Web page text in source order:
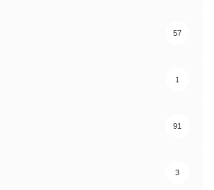
57
1
91
3